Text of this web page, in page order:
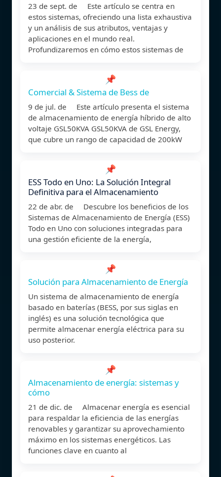
23 de sept. de Este artículo se centra en
estos sistemas, ofreciendo una lista exhaustiva
y un análisis de sus atributos, ventajas y
aplicaciones en el mundo real.
Profundizaremos en cómo estos sistemas de
📌
Comercial & Sistema de Bess de
9 de jul. de Este artículo presenta el sistema
de almacenamiento de energía híbrido de alto
voltaje GSL50KVA GSL50KVA de GSL Energy,
que cubre un rango de capacidad de 200kW
📌
ESS Todo en Uno: La Solución Integral
Definitiva para el Almacenamiento
22 de abr. de Descubre los beneficios de los
Sistemas de Almacenamiento de Energía (ESS)
Todo en Uno con soluciones integradas para
una gestión eficiente de la energía,
📌
Solución para Almacenamiento de Energía
Un sistema de almacenamiento de energía
basado en baterías (BESS, por sus siglas en
inglés) es una solución tecnológica que
permite almacenar energía eléctrica para su
uso posterior.
📌
Almacenamiento de energía: sistemas y
cómo
21 de dic. de Almacenar energía es esencial
para respaldar la eficiencia de las energías
renovables y garantizar su aprovechamiento
máximo en los sistemas energéticos. Las
funciones clave en cuanto al